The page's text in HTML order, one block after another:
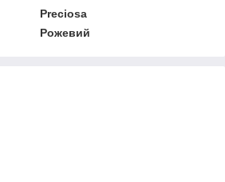
Preciosa
Рожевий